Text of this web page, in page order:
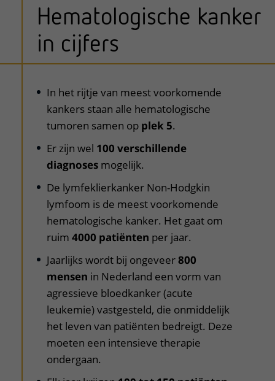
Hematologische kanker
in cijfers
uitklapper, klik om te openen
In het rijtje van meest voorkomende
kankers staan alle hematologische
tumoren samen op plek 5.
Er zijn wel 100 verschillende
diagnoses mogelijk.
De lymfeklierkanker Non-Hodgkin
lymfoom is de meest voorkomende
hematologische kanker. Het gaat om
ruim 4000 patiënten per jaar.
Jaarlijks wordt bij ongeveer800
mensen in Nederland een vorm van
agressieve bloedkanker (acute
leukemie) vastgesteld, die onmiddelijk
het leven van patiënten bedreigt. Deze
moeten een intensieve therapie
ondergaan.